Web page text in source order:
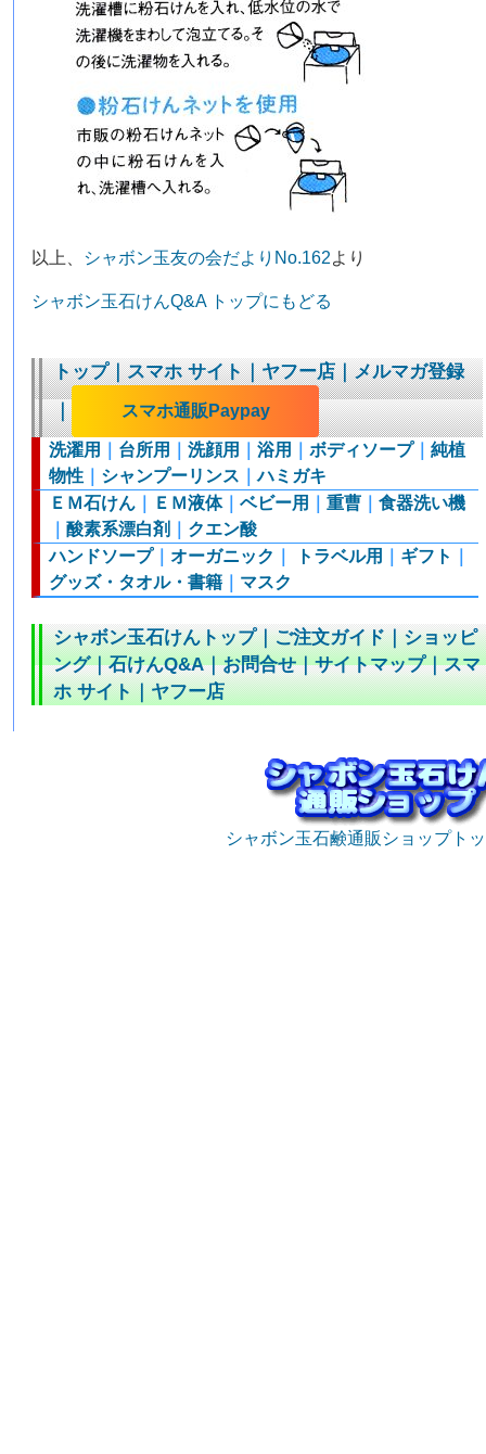
以上、 シャボン玉友の会だよりNo.162より
シャボン玉石けんQ&A トップにもどる
トップ｜スマホ サイト｜ヤフー店｜メルマガ登録
｜
スマホ通販Paypay
洗濯用 台所用 ｜洗顔用 ｜浴用 ｜ボディソープ｜純植
物性
シャンプーリンス ｜ハミガキ
ＥＭ石けん
ＥＭ液体｜ベビー用 ｜重曹 ｜食器洗い機
｜酸素系漂白剤
クエン酸
ハンドソープ｜オーガニック トラベル用 ギフト
グッズ・タオル・書籍
マスク
シャボン玉石けんトップ｜ご注文ガイド｜ショッピ
ング｜石けんQ&A｜お問合せ｜サイトマップ｜スマ
ホ サイト｜ヤフー店
シャボン玉石鹸通販ショップト